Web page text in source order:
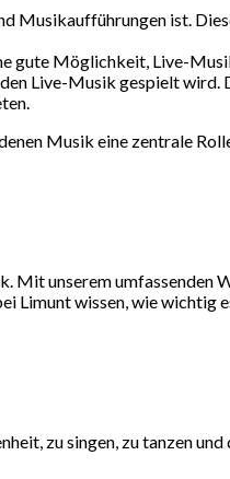
Musikaufführungen ist.
gute Möglichkeit, Live-
Live-Musik gespielt
Musik eine zentrale
Mit unserem umfassenden
wissen, wie wichtig
zu singen, zu tanzen